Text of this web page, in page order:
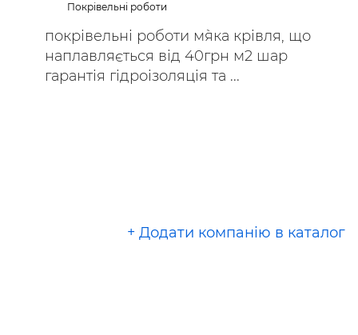
Покрівельні роботи
покрівельні роботи м`яка крівля, що
наплавляється від 40грн м2 шар
гарантія гідроізоляція та ...
+ Додати компанію в каталог